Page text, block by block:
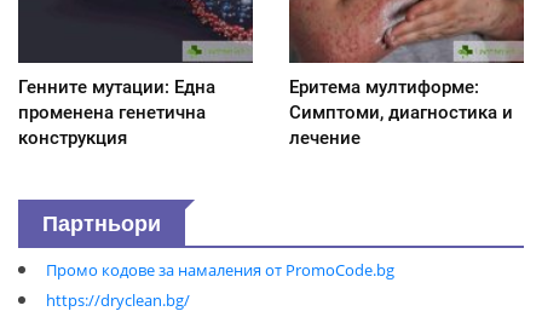
Генните мутации: Една
променена генетична
конструкция
Еритема мултиформе:
Симптоми, диагностика и
лечение
Партньори
Промо кодове за намаления от PromoCode.bg
https://dryclean.bg/